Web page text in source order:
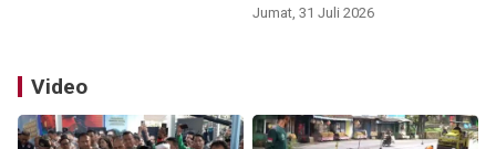
Jumat, 31 Juli 2026
Video